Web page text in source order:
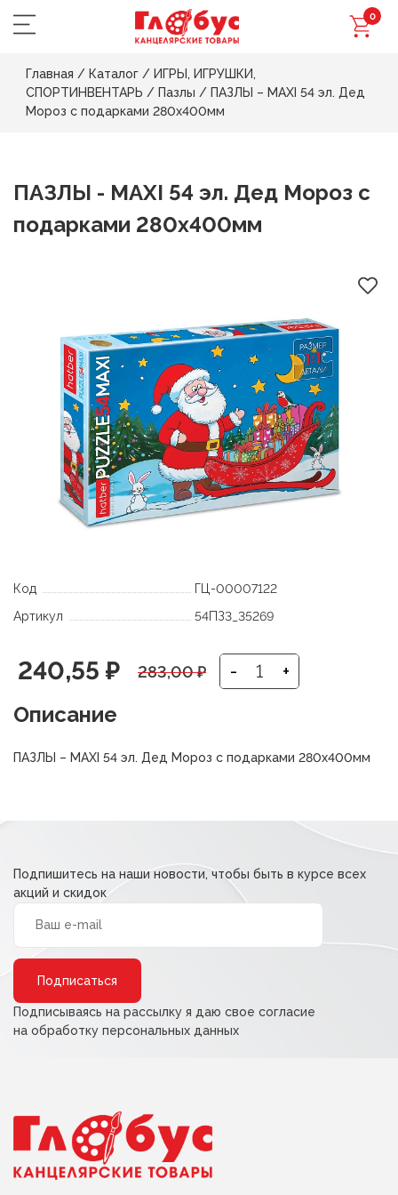
0
Главная / Каталог / ИГРЫ, ИГРУШКИ,
СПОРТИНВЕНТАРЬ / Пазлы / ПАЗЛЫ – MAXI 54 эл. Дед
Мороз с подарками 280х400мм
ПАЗЛЫ - MAXI 54 эл. Дед Мороз с
подарками 280х400мм
Код
ГЦ-00007122
Артикул
54ПЗ3_35269
283,00₽
Первоначальная
цена
составляла
240,55 ₽
Текущая
цена:
240,55 ₽.
- +
Описание
ПАЗЛЫ – MAXI 54 эл. Дед Мороз с подарками 280х400мм
Подпишитесь на наши новости, чтобы быть в курсе всех
акций и скидок
Подписываясь на рассылку я даю свое согласие
на обработку персональных данных